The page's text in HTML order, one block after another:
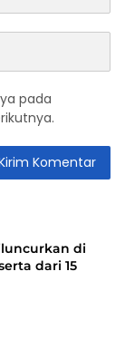
pada
di
dari 15